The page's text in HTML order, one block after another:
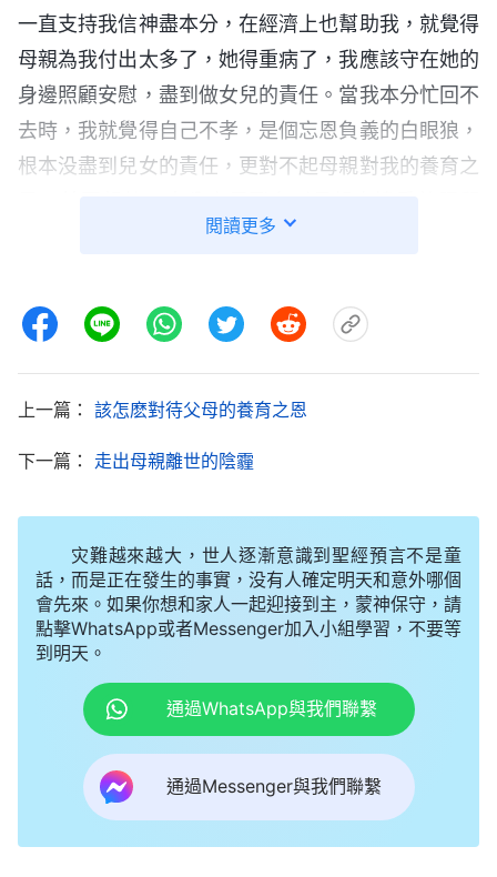
一直支持我信神盡本分，在經濟上也幫助我，就覺得
母親為我付出太多了，她得重病了，我應該守在她的
身邊照顧安慰，盡到做女兒的責任。當我本分忙回不
去時，我就覺得自己不孝，是個忘恩負義的白眼狼，
根本没盡到兒女的責任，更對不起母親對我的養育之
她。當客觀條件不允許時，我心裏就難過痛苦，盡本
我得調整自己的情形，這幾天先將心投入到本分中，
把本分忙完再抽時間回家。
2023年8月24日 星期四
今天我回家看望母親，帶着給母親找的治療糖尿
路程。當我回到家走進房間的那一刻，看到母親面容
憔悴、消瘦如柴，頭髮白了很多。母親看到我只是嗚
嗚地哭，她再也喊不出我的名字了！而且她行動緩
慢，生活都没法自理。看着母親那病殃殃的樣子，我
的眼泪止不住地流了下來。聽我爸説，母親得了腦血
栓，住院期間是我弟弟和親戚跑前跑後地照顧，弟弟
因長時間照顧母親耽誤上班連工作都給丢了。聽着我
爸的話，想到關鍵時刻我什麽忙也没幫上，心裏更感
覺虧欠母親。我爸還説不信的親戚都指責我，還查詢
我的行踪。聽到這些，我心裏很自責，若是我能早點
閲讀更多
上一篇： 該怎麽對待父母的養育之恩
下一篇： 走出母親離世的陰霾
灾難越來越大，世人逐漸意識到聖經預言不是童
話，而是正在發生的事實，没有人確定明天和意外哪個
會先來。如果你想和家人一起迎接到主，蒙神保守，請
點擊WhatsApp或者Messenger加入小組學習，不要等
到明天。
通過WhatsApp與我們聯繫
通過Messenger與我們聯繫